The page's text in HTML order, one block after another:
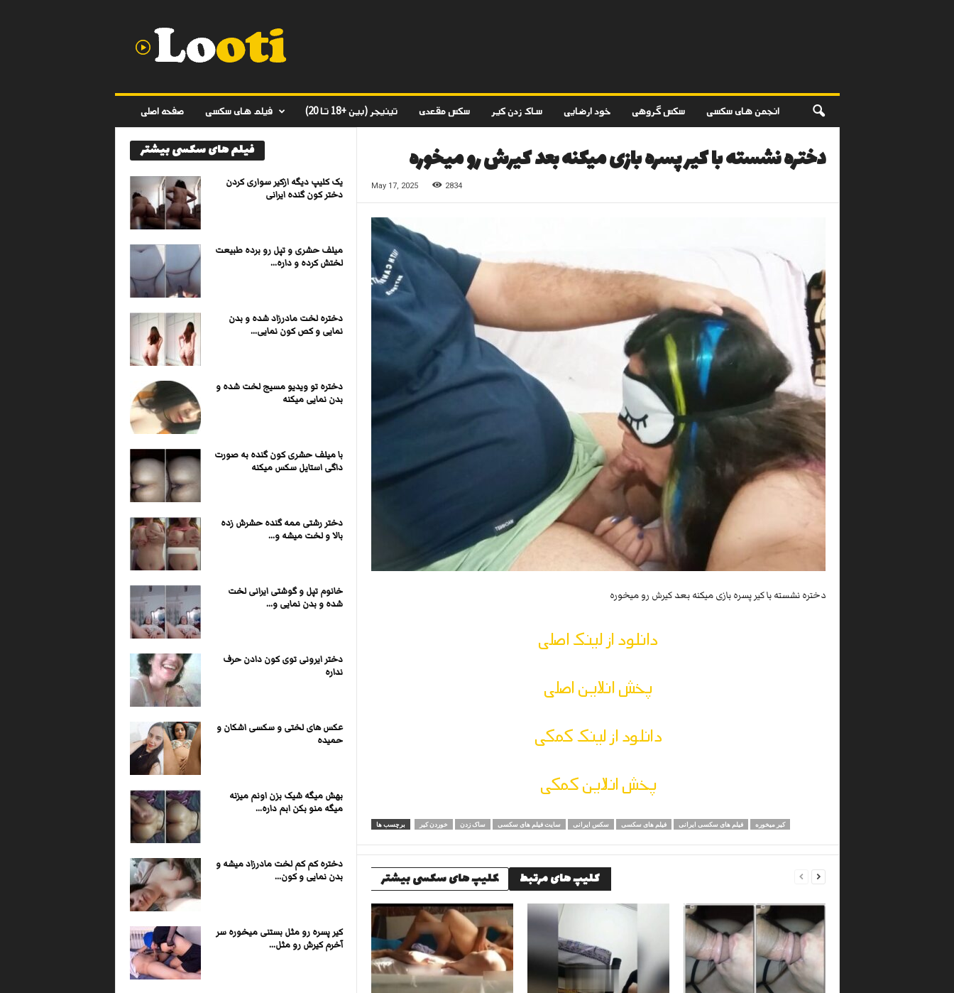
صفحه اصلی فیلم های سکسی تینیجر (بین +18 تا 20) سکس مقعدی ساک زدن کیر خود ارضایی سکس گروهی انجمن های سکسی
دختره نشسته با کیر پسره بازی میکنه بعد کیرش رو میخوره
May 17, 2025 2834
دختره نشسته با کیر پسره بازی میکنه بعد کیرش رو میخوره
دانلود از لینک اصلی
پخش انلاین اصلی
دانلود از لینک کمکی
پخش انلاین کمکی
برچسب ها خوردن کیر ساک زدن سایت فیلم های سکسی سکس ایرانی فیلم های سکسی فیلم های سکسی ایرانی کیر میخوره
کلیپ های مرتبط کلیپ های سکسی بیشتر
فیلم های سکسی بیشتر
یک کلیپ دیگه ازکیر سواری کردن
دختر کون گنده ایرانی
میلف حشری و تپل رو برده طبیعت
لختش کرده و داره...
دختره لخت مادرزاد شده و بدن
نمایی و کص کون نمایی...
دختره تو ویدیو مسیج لخت شده و
بدن نمایی میکنه
با میلف حشری کون گنده به صورت
داگی استایل سکس میکنه
دختر رشتی ممه گنده حشرش زده
بالا و لخت میشه و...
خانوم تپل و گوشتی ایرانی لخت
شده و بدن نمایی و...
دختر ایرونی توی کون دادن حرف
نداره
عکس های لختی و سکسی اشکان و
حمیده
بهش میگه شیک بزن اونم میزنه
میگه منو بکن ابم داره...
دختره کم کم لخت مادرزاد میشه و
بدن نمایی و کون...
کیر پسره رو مثل بستنی میخوره سر
آخرم کیرش رو مثل...